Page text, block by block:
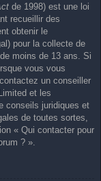
de 1998) est une loi
recueillir des
obtenir le
pour la collecte de
moins de 13 ans. Si
vous vous
un conseiller
et les
conseils juridiques et
de toutes sortes,
« Qui contacter pour
? ».